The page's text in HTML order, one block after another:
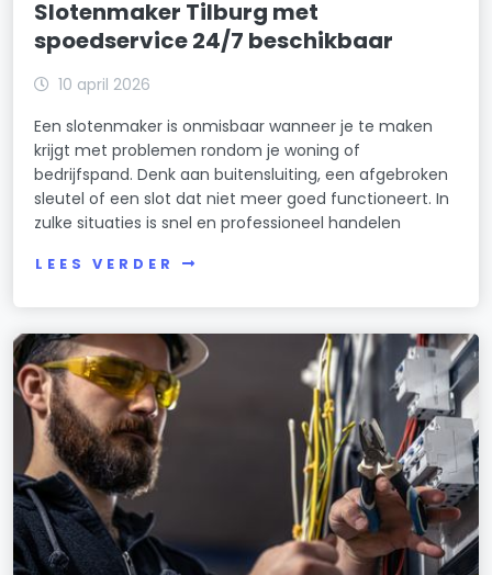
Slotenmaker Tilburg met
spoedservice 24/7 beschikbaar
10 april 2026
Een slotenmaker is onmisbaar wanneer je te maken
krijgt met problemen rondom je woning of
bedrijfspand. Denk aan buitensluiting, een afgebroken
sleutel of een slot dat niet meer goed functioneert. In
zulke situaties is snel en professioneel handelen
LEES VERDER